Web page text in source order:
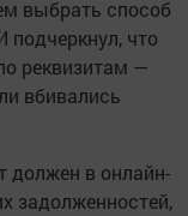
выбрать способ
подчеркнул, что
реквизитам —
вбивались
должен в онлайн-
задолженностей,